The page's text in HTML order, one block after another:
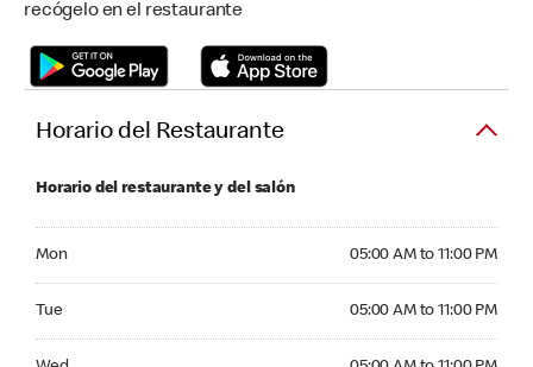
recógelo en el restaurante
Horario del Restaurante
Horario del restaurante y del salón
Mon 05:00 AM to 11:00 PM
Tue 05:00 AM to 11:00 PM